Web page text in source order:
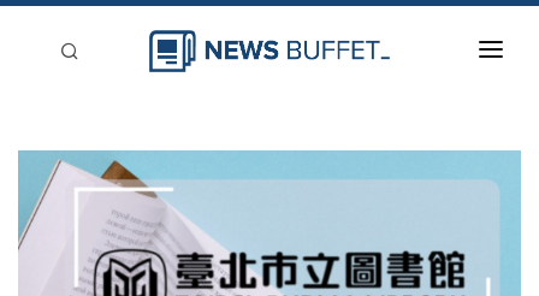
新聞稿分類
刊登